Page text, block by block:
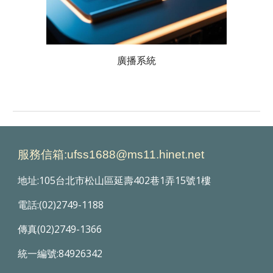
廣播系統
服務信箱:ufss1688@ms11.hinet.net
地址:105台北市松山區延壽402巷1弄15號1樓
電話:(02)2749-1188
傳真(02)2749-1366
統一編號:84926342